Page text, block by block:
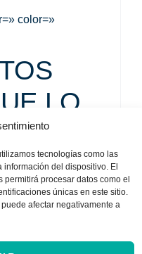
tecnologías como las
del dispositivo. El
procesar datos como el
únicas en este sitio.
afectar negativamente a
color=»
LO
HAYA
Y
CINCO